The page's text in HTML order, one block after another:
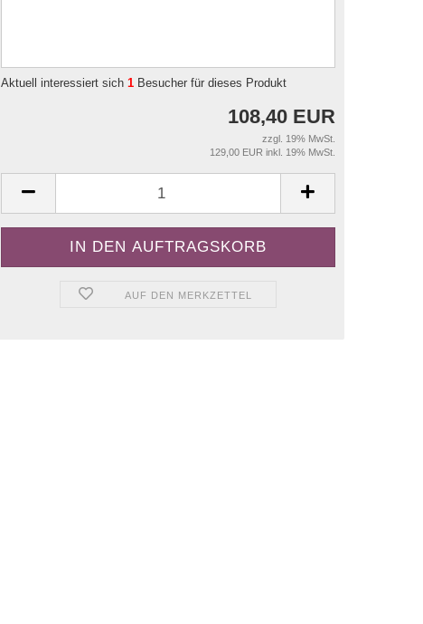
Aktuell interessiert sich 1 Besucher für dieses Produkt
108,40 EUR
zzgl. 19% MwSt.
129,00 EUR inkl. 19% MwSt.
AUF DEN MERKZETTEL